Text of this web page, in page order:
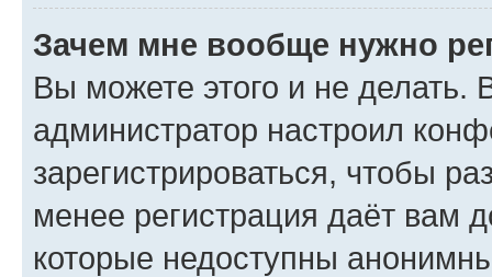
Зачем мне вообще нужно
Вы можете этого и не делать.
администратор настроил
зарегистрироваться, чтобы
менее регистрация даёт вам
которые недоступны